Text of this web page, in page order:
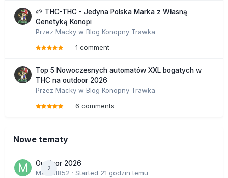
🌱 THC-THC - Jedyna Polska Marka z Własną
Genetyką Konopi
Przez Macky w Blog Konopny Trawka
1 comment
Top 5 Nowoczesnych automatów XXL bogatych w
THC na outdoor 2026
Przez Macky w Blog Konopny Trawka
6 comments
Nowe tematy
2
Outdoor 2026
Marcel852 · Started 21 godzin temu